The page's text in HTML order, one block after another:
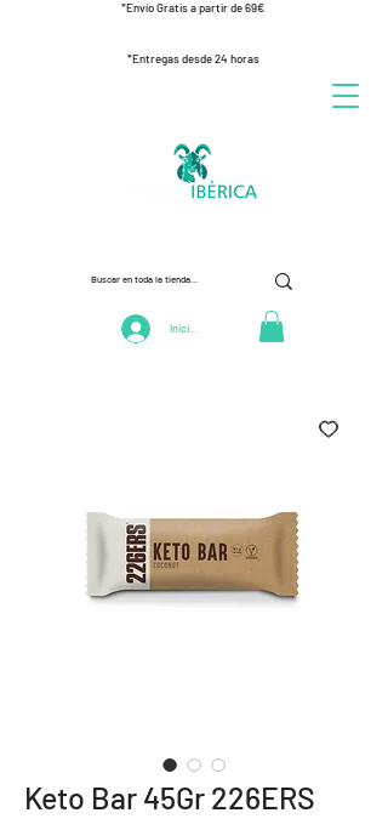
*Envío Gratis a partir de 69€
*Entregas desde 24 horas
Iniciar Sesión
Keto Bar 45Gr 226ERS